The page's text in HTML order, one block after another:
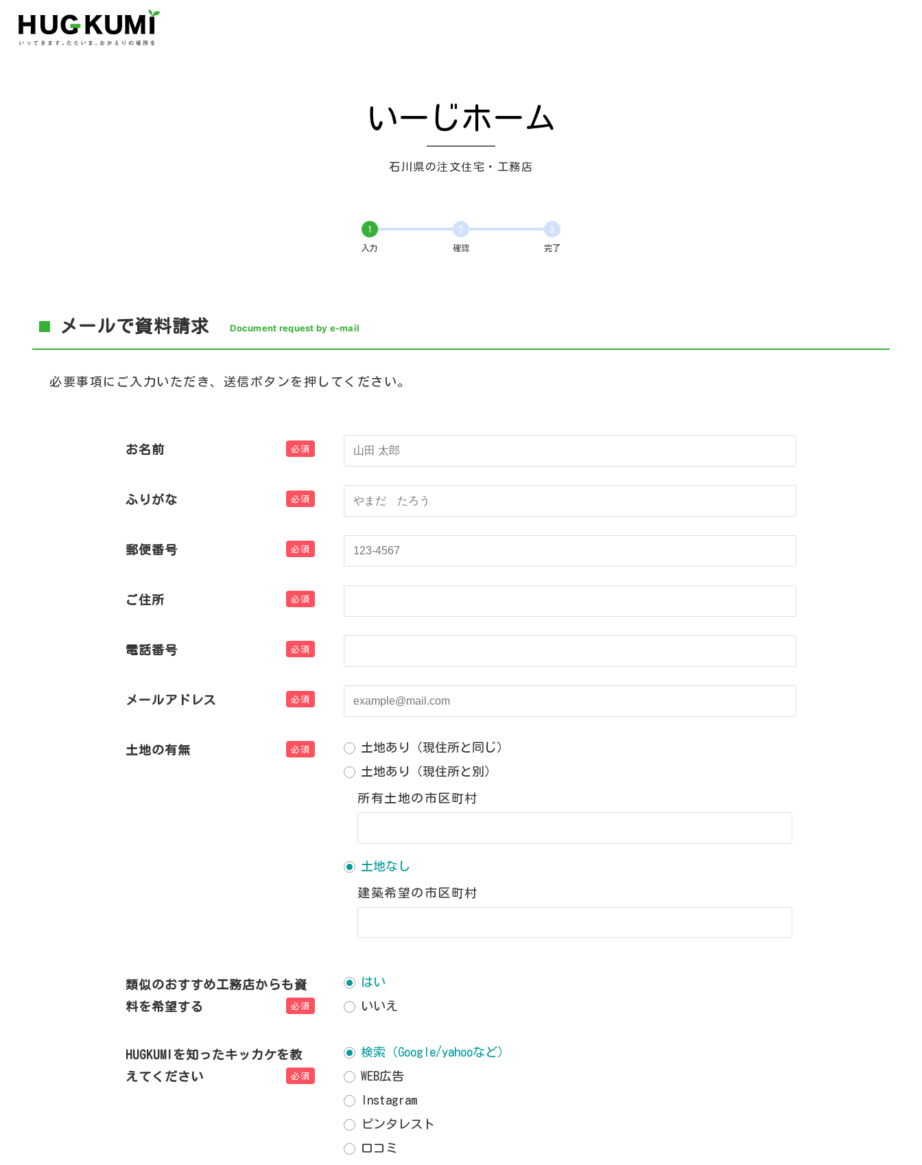
いーじホーム
石川県の注文住宅・工務店
1
入力
2
確認
3
完了
メールで資料請求 Document request by e-mail
必要事項にご入力いただき、送信ボタンを押してください。
お名前 必須
ふりがな 必須
郵便番号 必須
ご住所 必須
電話番号 必須
メールアドレス 必須
土地の有無 必須
土地あり（現住所と同じ）
土地あり（現住所と別）
所有土地の市区町村
土地なし
建築希望の市区町村
類似のおすすめ工務店からも資
料を希望する
必須
はい
いいえ
HUGKUMIを知ったキッカケを教
えてください
必須
検索（Google/yahooなど）
WEB広告
Instagram
ピンタレスト
口コミ